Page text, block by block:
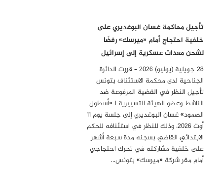
تأجيل محاكمة غسان البوغديري على
خلفية احتجاج أمام «ميرسك» رفضًا
لشحن معدات عسكرية إلى إسرائيل
28 جويلية (يوليو) 2026 – قررت الدائرة
الجناحية لدى محكمة الاستئناف بتونس
تأجيل النظر في القضية المرفوعة ضد
الناشط وعضو الهيئة التسييرية لـ«أسطول
الصمود» غسان البوغديري إلى جلسة يوم 11
أوت 2026، وذلك للنظر في استئنافه للحكم
الابتدائي القاضي بسجنه مدة سبعة أشهر
على خلفية مشاركته في تحرك احتجاجي
أمام مقر شركة «ميرسك» بتونس…